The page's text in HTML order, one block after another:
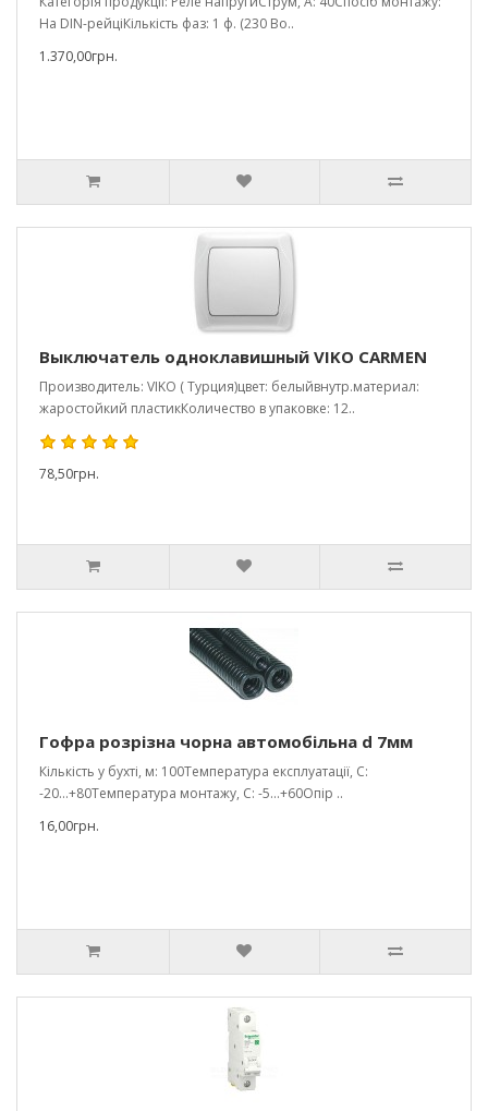
На DIN-рейціКількість фаз: 1 ф. (230 Во..
1.370,00грн.
Выключатель одноклавишный VIKO CARMEN
Производитель: VIKO ( Турция)цвет: белыйвнутр.материал:
жаростойкий пластикКоличество в упаковке: 12..
78,50грн.
Гофра розрізна чорна автомобільна d 7мм
Кількість у бухті, м: 100Температура експлуатації, С:
-20...+80Температура монтажу, С: -5...+60Опір ..
16,00грн.